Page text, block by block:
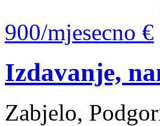
900/mjesecno €
Izdavanje,
Zabjelo,